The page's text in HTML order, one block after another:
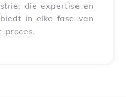
die expertise en
in elke fase van
proces.